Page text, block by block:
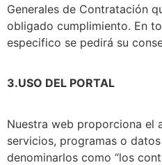
Generales de Contratación
obligado cumplimiento. En
especifico se pedirá su
3.USO DEL PORTAL
Nuestra web proporciona el
servicios, programas o
denominarlos como “los